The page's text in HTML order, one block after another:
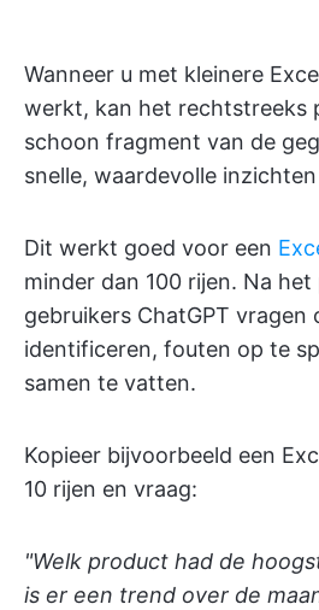
Wanneer u met kleinere
werkt, kan het rechtstreeks
schoon fragment van de
snelle, waardevolle
Dit werkt goed voor een
minder dan 100 rijen. Na
gebruikers ChatGPT vragen
identificeren, fouten op te
samen te vatten.
Kopieer bijvoorbeeld een
10 rijen en vraag:
"Welk product had de
is er een trend over de